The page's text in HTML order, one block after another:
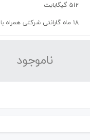
512 گیگابایت
18 ماه گارانتی شرکتی همراه با کد رجیستری
نا‌موجود